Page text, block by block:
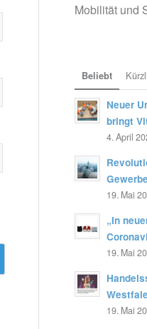
Mobilität und
Beliebt
Neuer
bringt
4. April
19. Mai
„In
19. Mai
19. Mai